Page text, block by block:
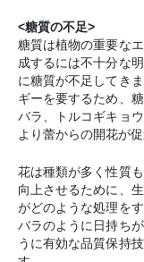
<糖質の不足>
糖質は植物の重要な
成するには不十分な
に糖質が不足してき
ギーを要するため、
バラ、トルコギキョ
より蕾からの開花が
花は種類が多く性質
向上させるために、
がどのような処理を
バラのように日持ち
うに有効な品質保持